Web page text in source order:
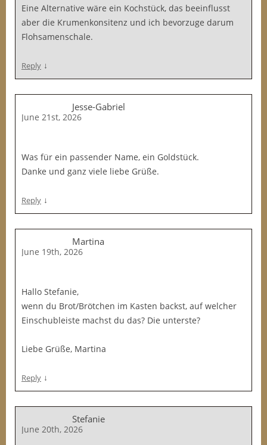
Eine Alternative wäre ein Kochstück, das beeinflusst
aber die Krumenkonsitenz und ich bevorzuge darum
Flohsamenschale.
Reply ↓
Jesse-Gabriel
June 21st, 2026
Was für ein passender Name, ein Goldstück.
Danke und ganz viele liebe Grüße.
Reply ↓
Martina
June 19th, 2026
Hallo Stefanie,
wenn du Brot/Brötchen im Kasten backst, auf welcher
Einschubleiste machst du das? Die unterste?
Liebe Grüße, Martina
Reply ↓
Stefanie
June 20th, 2026